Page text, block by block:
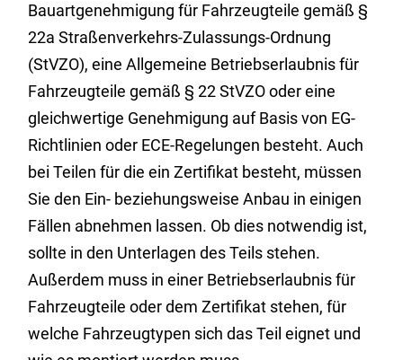
Bauartgenehmigung für Fahrzeugteile gemäß §
22a Straßenverkehrs-Zulassungs-Ordnung
(StVZO), eine Allgemeine Betriebserlaubnis für
Fahrzeugteile gemäß § 22 StVZO oder eine
gleichwertige Genehmigung auf Basis von EG-
Richtlinien oder ECE-Regelungen besteht. Auch
bei Teilen für die ein Zertifikat besteht, müssen
Sie den Ein- beziehungsweise Anbau in einigen
Fällen abnehmen lassen. Ob dies notwendig ist,
sollte in den Unterlagen des Teils stehen.
Außerdem muss in einer Betriebserlaubnis für
Fahrzeugteile oder dem Zertifikat stehen, für
welche Fahrzeugtypen sich das Teil eignet und